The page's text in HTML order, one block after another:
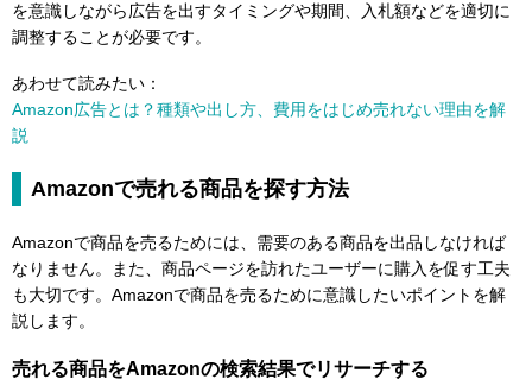
を意識しながら広告を出すタイミングや期間、入札額などを適切に
調整することが必要です。
あわせて読みたい：
Amazon広告とは？種類や出し方、費用をはじめ売れない理由を解
説
Amazonで売れる商品を探す方法
Amazonで商品を売るためには、需要のある商品を出品しなければ
なりません。また、商品ページを訪れたユーザーに購入を促す工夫
も大切です。Amazonで商品を売るために意識したいポイントを解
説します。
売れる商品をAmazonの検索結果でリサーチする